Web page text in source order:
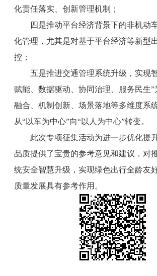
化责任落实、创新管理机制；
四是推动平台经济背景下的非机动
化管理，尤其是对基于平台经济等新型
控；
五是推进交通管理系统升级，实现
赋能、数据驱动、协同治理、服务民生
融合、机制创新、场景落地等多维度系
从“以车为中心”向“以人为中心”转变。
此次专项征集活动为进一步优化提
品质提供了宝贵的参考意见和建议，对
统安全智慧升级，实现绿色出行全龄友
质量发展具有参考作用。